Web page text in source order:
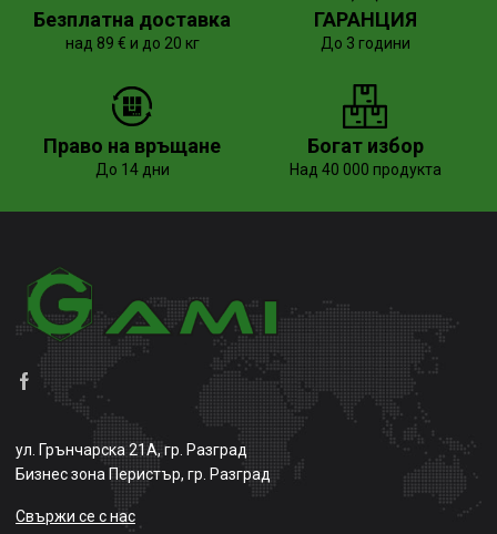
Безплатна доставка
над 89 € и до 20 кг
ГАРАНЦИЯ
До 3 години
Право на връщане
До 14 дни
Богат избор
Над 40 000 продукта
ул. Грънчарска 21А, гр. Разград
Бизнес зона Перистър, гр. Разград
Свържи се с нас